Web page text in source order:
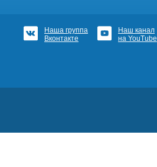
Наша группа
Вконтакте
Наш канал
на YouTube